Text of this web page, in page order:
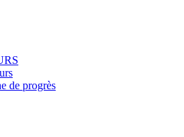
de progrès